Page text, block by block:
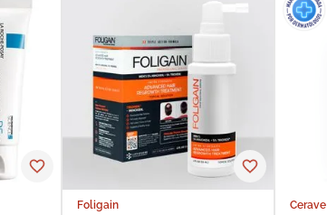
Foligain Cerave